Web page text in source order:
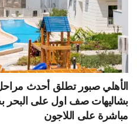
الأهلي صبور تطلق أحدث
بشاليهات صف اول على البحر
مباشرة على اللاجون